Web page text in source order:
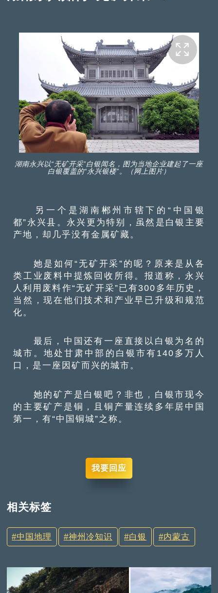
湖南永兴以“无矿开采”白银闻名，图为当地企业建起了一座
白银覆盖的“永兴银楼”。（网上图片）
另一个是湖南郴州市辖下的“中国银
都”永兴县。永兴更为特别，虽然是白银主要
产地，却几乎没有金属矿藏。
她是如何“无矿开采”的呢？原来是从各
类工业废料中提炼回收所得。报道称，永兴
人利用废料作“无矿开采”已有300多年历史，
当然，现在他们技术和产业早已升级和规范
化。
最后，中国还有一座直接以白银为名的
城市。地处甘肃中部的白银市有140多万人
口，是一座因矿而兴的城市。
她的矿产是白银吧？非也，白银市现今
的主要矿产是铜，且铜产量连续多年居中国
第一，有“中国铜城”之称。
我要回应
相关标签
中国地理 神州冷知识 白银 内蒙古